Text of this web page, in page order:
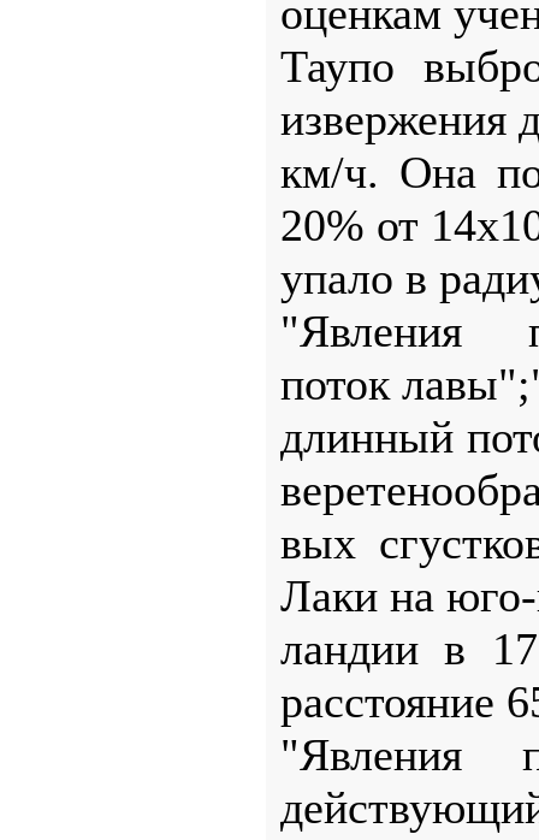
оценкам
Таупо
извержения
км/ч. Она
20% от
упало в
"Явления
поток
длинный
вых
Лаки на
ландии в
расстояние
"Явления